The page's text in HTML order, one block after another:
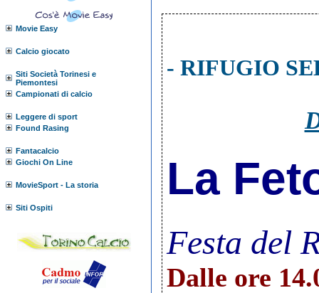
Movie Easy
Calcio giocato
Siti Società Torinesi e
Piemontesi
Campionati di calcio
Leggere di sport
Found Rasing
Fantacalcio
Giochi On Line
MovieSport - La storia
Siti Ospiti
- RIFUGIO SE
La
Festa del
Dalle ore